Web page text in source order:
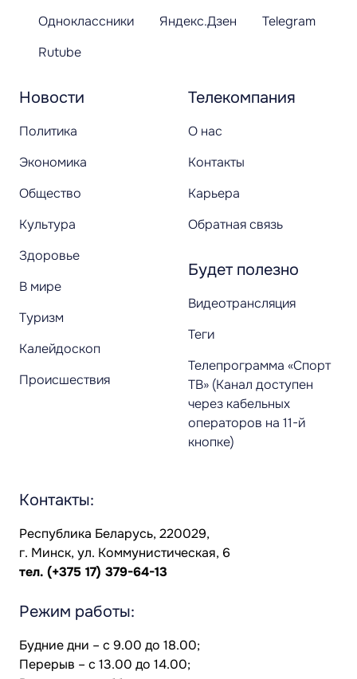
Новости
Политика
Экономика
Общество
Культура
Здоровье
В мире
Туризм
Калейдоскоп
Происшествия
Телекомпания
О нас
Контакты
Карьера
Обратная связь
Будет полезно
Видеотрансляция
Теги
Телепрограмма «Спорт
ТВ» (Канал доступен
через кабельных
операторов на 11-й
кнопке)
Одноклассники
Яндекс.Дзен
Telegram
Rutube
Контакты:
Республика Беларусь, 220029,
г. Минск, ул. Коммунистическая, 6
тел. (+375 17) 379-64-13
Режим работы:
Будние дни – с 9.00 до 18.00;
Перерыв – с 13.00 до 14.00;